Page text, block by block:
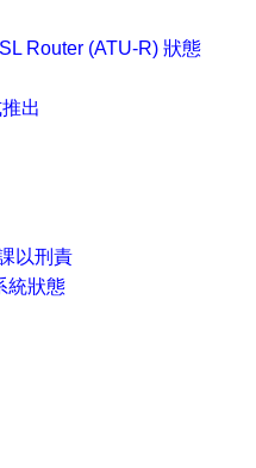
Router (ATU-R) 狀態
出
以刑責
統狀態